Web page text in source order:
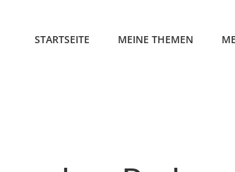
STARTSEITE MEINE THEMEN